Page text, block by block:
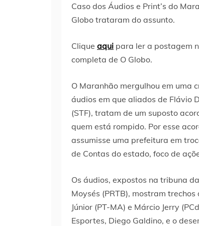
Caso dos Áudios e Print’s do
Globo trataram do assunto.
Clique aqui para ler a postagem
completa de O Globo.
O Maranhão mergulhou em uma
áudios em que aliados de Flávio
(STF), tratam de um suposto
quem está rompido. Por esse
assumisse uma prefeitura em
de Contas do estado, foco de
Os áudios, expostos na tribuna
Moysés (PRTB), mostram
Júnior (PT-MA) e Márcio Jerry
Esportes, Diego Galdino, e o